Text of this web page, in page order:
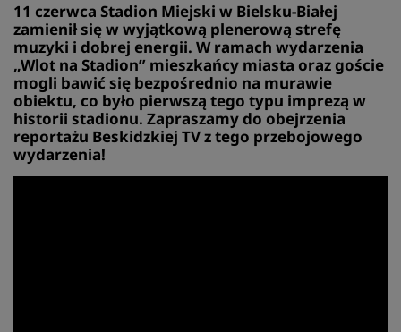
11 czerwca Stadion Miejski w Bielsku-Białej
zamienił się w wyjątkową plenerową strefę
muzyki i dobrej energii. W ramach wydarzenia
„Wlot na Stadion” mieszkańcy miasta oraz goście
mogli bawić się bezpośrednio na murawie
obiektu, co było pierwszą tego typu imprezą w
historii stadionu. Zapraszamy do obejrzenia
reportażu Beskidzkiej TV z tego przebojowego
wydarzenia!